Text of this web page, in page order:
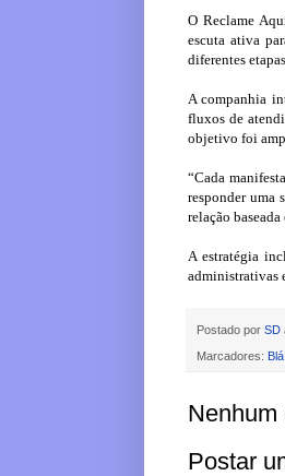
O Reclame
escuta ativa
diferentes
A companhia
fluxos de
objetivo foi
“Cada
responder uma
relação
A estratégia
administrativas
Postado por SD
Marcadores:
Nenhum
Postar